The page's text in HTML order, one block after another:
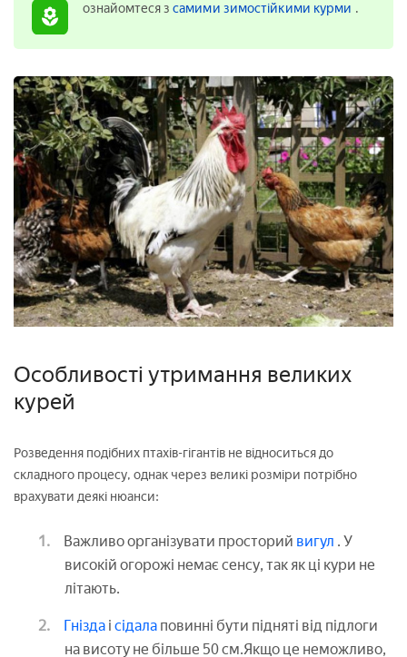
ознайомтеся з самими зимостійкими курми .
Особливості утримання великих
курей
Розведення подібних птахів-гігантів не відноситься до
складного процесу, однак через великі розміри потрібно
врахувати деякі нюанси:
Важливо організувати просторий вигул . У
високій огорожі немає сенсу, так як ці кури не
літають.
Гнізда і сідала повинні бути підняті від підлоги
на висоту не більше 50 см.Якщо це неможливо,